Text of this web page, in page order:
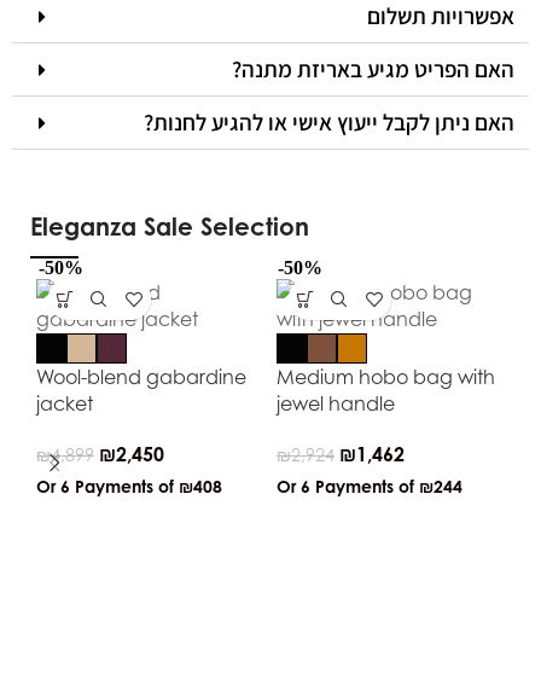
אפשרויות תשלום
האם הפריט מגיע באריזת מתנה?
האם ניתן לקבל ייעוץ אישי או להגיע לחנות?
Eleganza Sale Selection
-50%
Wool-blend gabardine
jacket
₪4,899 ₪2,450
Or 6 Payments of ₪408
-50%
Medium hobo bag with
jewel handle
₪2,924 ₪1,462
Or 6 Payments of ₪244